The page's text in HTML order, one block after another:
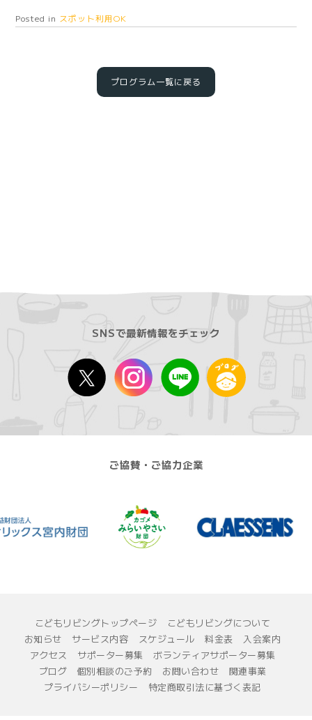
Posted in スポット利用OK
プログラム一覧に戻る
SNSで最新情報をチェック
ご協賛・ご協力企業
こどもリビングトップページ
こどもリビングについて
お知らせ
サービス内容 スケジュール 料金表
入会案内
アクセス
サポーター募集
ボランティアサポーター募集
ブログ
個別相談のご予約 お問い合わせ
関連事業
プライバシーポリシー
特定商取引法に基づく表記